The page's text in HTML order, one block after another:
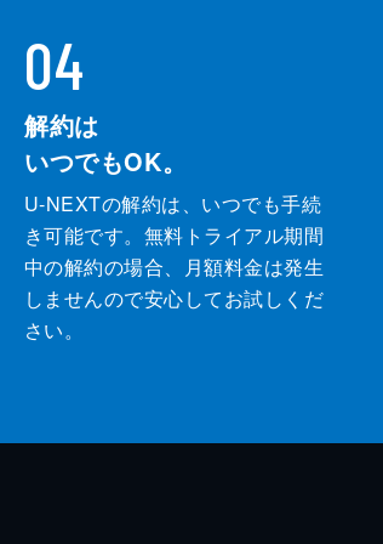
04
解約は
いつでもOK。
U-NEXTの解約は、いつでも手続
き可能です。無料トライアル期間
中の解約の場合、月額料金は発生
しませんので安心してお試しくだ
さい。